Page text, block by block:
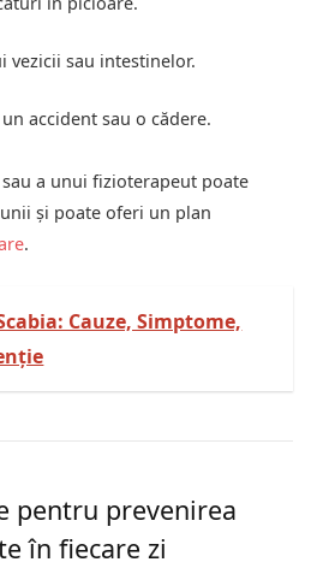
vezicii sau intestinelor.
accident sau o cădere.
a unui fizioterapeut poate
și poate oferi un plan
.
Cauze, Simptome,
pentru prevenirea
în fiecare zi